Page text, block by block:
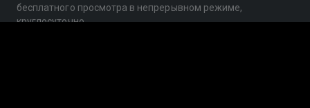
бесплатного просмотра в непрерывном режиме,
круглосуточно.